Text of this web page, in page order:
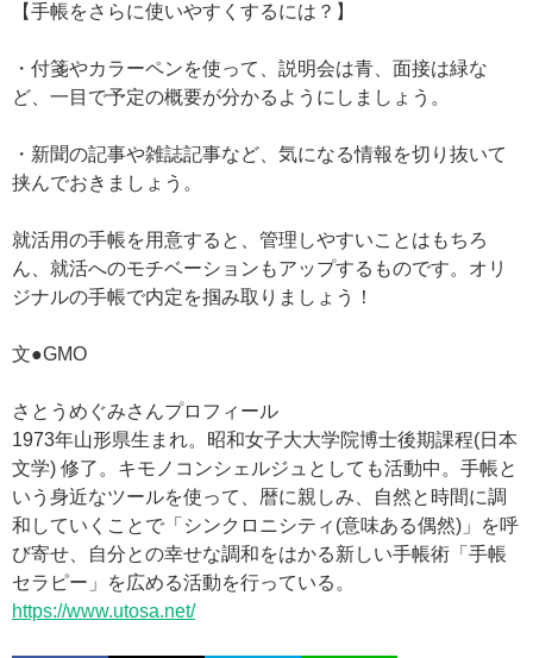
【手帳をさらに使いやすくするには？】
・付箋やカラーペンを使って、説明会は青、面接は緑な
ど、一目で予定の概要が分かるようにしましょう。
・新聞の記事や雑誌記事など、気になる情報を切り抜いて
挟んでおきましょう。
就活用の手帳を用意すると、管理しやすいことはもちろ
ん、就活へのモチベーションもアップするものです。オリ
ジナルの手帳で内定を掴み取りましょう！
文●GMO
さとうめぐみさんプロフィール
1973年山形県生まれ。昭和女子大大学院博士後期課程(日本
文学) 修了。キモノコンシェルジュとしても活動中。手帳と
いう身近なツールを使って、暦に親しみ、自然と時間に調
和していくことで「シンクロニシティ(意味ある偶然)」を呼
び寄せ、自分との幸せな調和をはかる新しい手帳術「手帳
セラピー」を広める活動を行っている。
https://www.utosa.net/